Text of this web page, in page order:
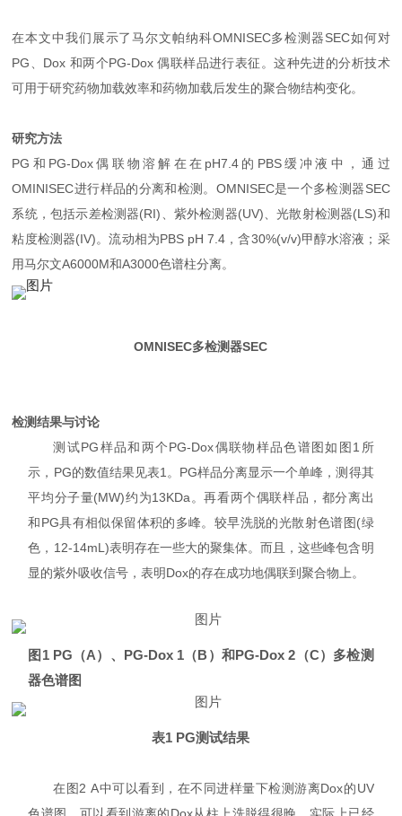
在本文中我们展示了马尔文帕纳科OMNISEC多检测器SEC如何对
PG、Dox 和两个PG-Dox 偶联样品进行表征。这种先进的分析技术
可用于研究药物加载效率和药物加载后发生的聚合物结构变化。
研究方法
PG和PG-Dox偶联物溶解在在pH7.4的PBS缓冲液中，通过
OMINISEC进行样品的分离和检测。OMNISEC是一个多检测器SEC
系统，包括示差检测器(RI)、紫外检测器(UV)、光散射检测器(LS)和
粘度检测器(IV)。流动相为PBS pH 7.4，含30%(v/v)甲醇水溶液；采
用马尔文A6000M和A3000色谱柱分离。
OMNISEC多检测器SEC
检测结果与讨论
测试PG样品和两个PG-Dox偶联物样品色谱图如图1所
示，PG的数值结果见表1。PG样品分离显示一个单峰，测得其
平均分子量(MW)约为13KDa。再看两个偶联样品，都分离出
和PG具有相似保留体积的多峰。较早洗脱的光散射色谱图(绿
色，12-14mL)表明存在一些大的聚集体。而且，这些峰包含明
显的紫外吸收信号，表明Dox的存在成功地偶联到聚合物上。
图1 PG（A）、PG-Dox 1（B）和PG-Dox 2（C）多检测
器色谱图
表1 PG测试结果
在图2 A中可以看到，在不同进样量下检测游离Dox的UV